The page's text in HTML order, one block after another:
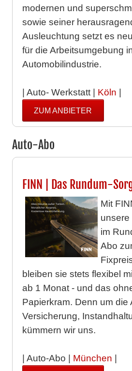
modernen und
sowie seiner
Ausleuchtung setzt es
für die Arbeitsumgebung
Automobilindustrie.
| Auto- Werkstatt | Köln
ZUM ANBIETER
Auto-Abo
FINN | Das Rundum-
Mit
unsere
im
Abo
bleiben sie stets flexibel
ab 1 Monat - und das
Papierkram. Denn um die
Versicherung,
kümmern wir uns.
| Auto-Abo | München